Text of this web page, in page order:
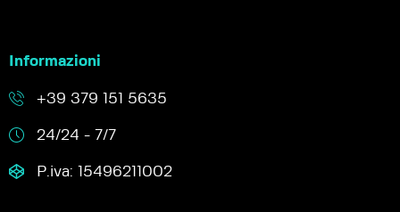
Informazioni
+39 379 151 5635
24/24 - 7/7
P.iva: 15496211002